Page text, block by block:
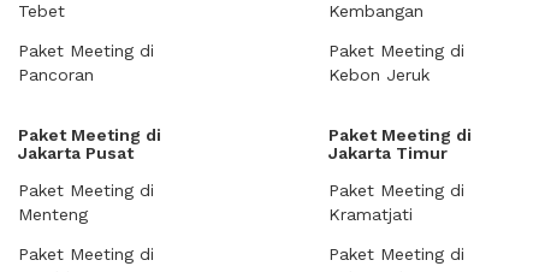
Tebet
Paket Meeting di
Pancoran
Kembangan
Paket Meeting di
Kebon Jeruk
Paket Meeting di
Jakarta Pusat
Paket Meeting di
Menteng
Paket Meeting di
Paket Meeting di
Jakarta Timur
Paket Meeting di
Kramatjati
Paket Meeting di